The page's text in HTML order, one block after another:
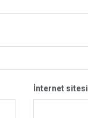
İnternet sitesi